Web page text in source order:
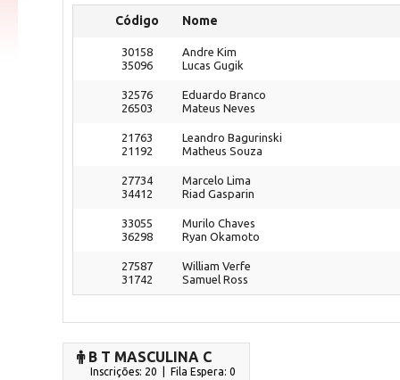
Código Nome
30158
35096
Andre Kim
Lucas Gugik
32576
26503
Eduardo Branco
Mateus Neves
21763
21192
Leandro Bagurinski
Matheus Souza
27734
34412
Marcelo Lima
Riad Gasparin
33055
36298
Murilo Chaves
Ryan Okamoto
27587
31742
William Verfe
Samuel Ross
B T MASCULINA C
Inscrições: 20 | Fila Espera: 0